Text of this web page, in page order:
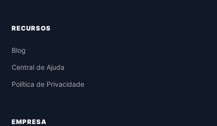
RECURSOS
Blog
Central de Ajuda
Política de Privacidade
EMPRESA